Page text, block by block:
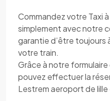
Commandez votre Taxi
simplement avec notre
garantie d’être toujours
votre train.
Grâce à notre
pouvez effectuer la
Lestrem aeroport de